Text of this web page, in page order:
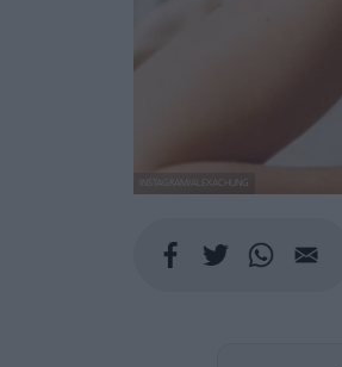
INSTAGRAM/ALEXACHUNG